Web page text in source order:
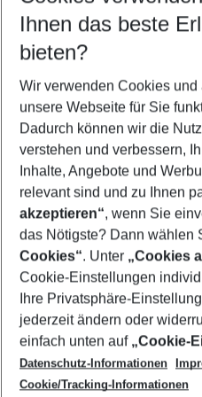
Reisezeitraum wählen
09.08.26– 07.08.27 5-
2 Erwachsene Keine
Mehr Filter
Footer
Footer navigation
Über uns
AGB
Cookie-Einstellungen ändern
Cookie-Richtlinie
Datenschutz
Service & Hilfe
Barrierefreies Reisen
Check-in
Folgen Sie uns
Ihnen das beste
bieten?
Wir verwenden Cookies
unsere Webseite für Sie
Dadurch können wir die
verstehen und verbessern,
Inhalte, Angebote und
relevant sind und zu Ihnen
akzeptieren“, wenn Sie
das Nötigste? Dann wählen
Cookies“. Unter „Cookies
Cookie-Einstellungen
Ihre Privatsphäre-
jederzeit ändern oder
einfach unten auf „Cookie-
Datenschutz-Informationen
Cookie/Tracking-Informationen